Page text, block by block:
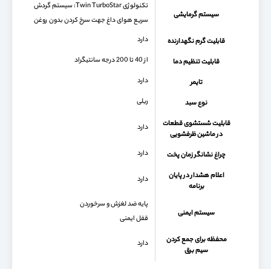
سیستم گرمایشی
تکنولوژی Twin TurboStar: سیستم گردش
سریع هوای داغ جهت سرخ کردن بدون روغن
قابلیت گرم نگهدارنده
دارد
قابلیت تنظیم دما از 40 تا 200 درجه سانتیگراد
تایمر دارد
نوع سبد ریلی
قابلیت شستشوی قطعات
در ماشین ظرفشویی
دارد
چراغ نشانگر زمان پخت دارد
اعلام هشدار در پایان
برنامه
دارد
سیستم ایمنی
پایه ضد لغزش و سرخوردن
قفل ایمنی
محفظه برای جمع كردن
سیم برق
دارد